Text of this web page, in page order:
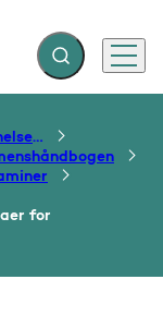
Fold søgefelt ud
Menu
Udenlandske uddannelser og dokumentation over grænser
for